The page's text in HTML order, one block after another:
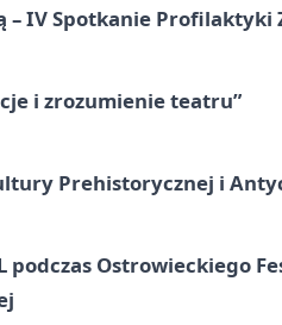
– IV Spotkanie Profilaktyki
i zrozumienie teatru”
Prehistorycznej i
podczas Ostrowieckiego